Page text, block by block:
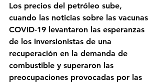
Los precios del petróleo sube,
cuando las noticias sobre las vacunas
COVID-19 levantaron las esperanzas
de los inversionistas de una
recuperación en la demanda de
combustible y superaron las
preocupaciones provocadas por las